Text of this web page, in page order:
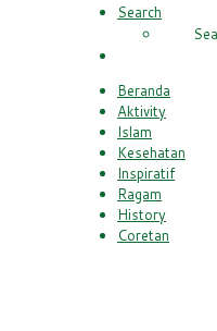
Search
Beranda
Aktivity
Islam
Kesehatan
Inspiratif
Ragam
History
Coretan